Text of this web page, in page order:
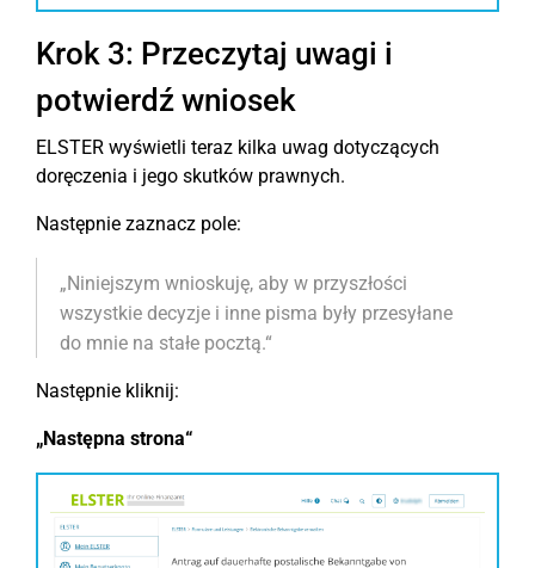
Krok 3: Przeczytaj uwagi i
potwierdź wniosek
ELSTER wyświetli teraz kilka uwag dotyczących
doręczenia i jego skutków prawnych.
Następnie zaznacz pole:
„Niniejszym wnioskuję, aby w przyszłości
wszystkie decyzje i inne pisma były przesyłane
do mnie na stałe pocztą.“
Następnie kliknij:
„Następna strona“